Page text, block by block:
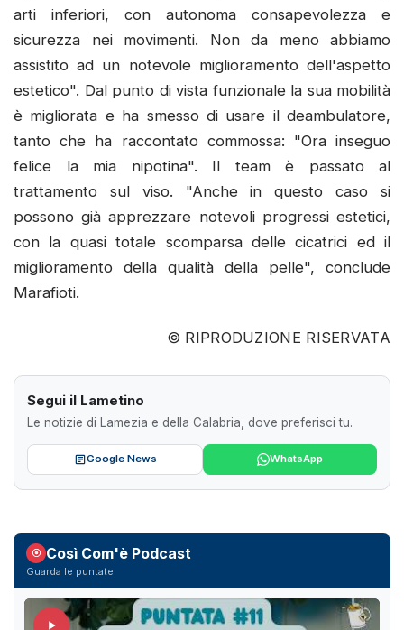
arti inferiori, con autonoma consapevolezza e
sicurezza nei movimenti. Non da meno abbiamo
assistito ad un notevole miglioramento dell'aspetto
estetico". Dal punto di vista funzionale la sua mobilità
è migliorata e ha smesso di usare il deambulatore,
tanto che ha raccontato commossa: "Ora inseguo
felice la mia nipotina". Il team è passato al
trattamento sul viso. "Anche in questo caso si
possono già apprezzare notevoli progressi estetici,
con la quasi totale scomparsa delle cicatrici ed il
miglioramento della qualità della pelle", conclude
Marafioti.
© RIPRODUZIONE RISERVATA
Segui il Lametino
Le notizie di Lamezia e della Calabria, dove preferisci tu.
Google News WhatsApp
Così Com'è Podcast
Guarda le puntate